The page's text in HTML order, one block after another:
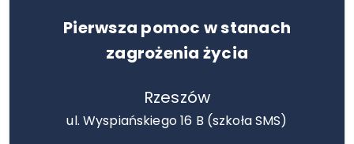
Pierwsza pomoc w stanach
zagrożenia życia
Rzeszów
ul. Wyspiańskiego 16 B (szkoła SMS)